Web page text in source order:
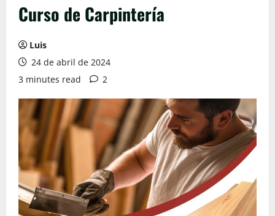
Curso de Carpintería
Luis
24 de abril de 2024
3 minutes read
2